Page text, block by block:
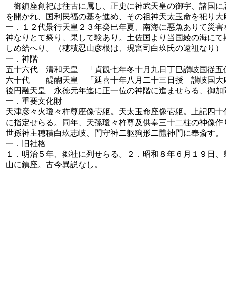
御鎮座創祀は往古に属し、正史に神武天皇の御宇、諸国
を開かれ、国利民福の基を進め、その祖神天太玉命を祀り
一．１２代景行天皇２３年癸巳年夏、南海に悪魚ありて災
神なりとて祭り、果して験あり。土佐国より当国綾の海に
しめ給へり。（穂積忍山彦根は、現宮司白玖氏の遠祖なり）
一．神階
五十六代 清和天皇 「貞観七年冬十月九日丁巳讃岐国従五
六十代 醍醐天皇 「延喜十年八月二十三日授 讃岐国大麻
後円融天皇 永徳元年迄に正一位の神階に進ませらる、御加
一．重要文化財
天津彦々火瓊々杵尊座像壱躯。天太玉命座像壱躯。上記四
に指定せらる。同年、天孫瓊々杵尊及供奉三十二柱の神像
世孫神主穂積白玖志岐、門守神二躯狗形二體神門に奉斎す。
一．旧社格
１．明治５年、郷社に列せらる。２．昭和８年６月１９日
山に鎮座。古今異説なし。